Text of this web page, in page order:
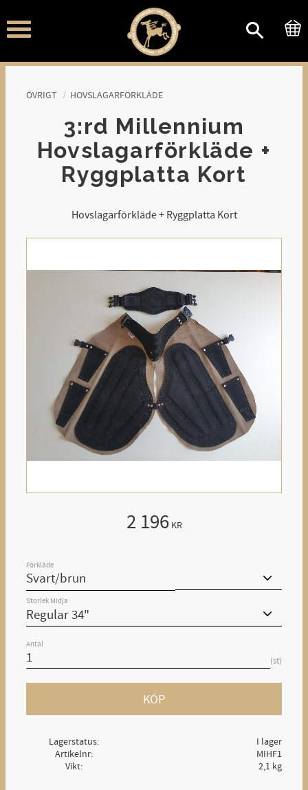
Meny
ÖVRIGT HOVSLAGARFÖRKLÄDE
3:rd Millennium
Hovslagarförkläde +
Ryggplatta Kort
Hovslagarförkläde + Ryggplatta Kort
2 196KR
Förkläde
Storlek Midja
Antal
st
KÖP
Lagerstatus
I lager
Artikelnr
MIHF1
Vikt
2,1 kg